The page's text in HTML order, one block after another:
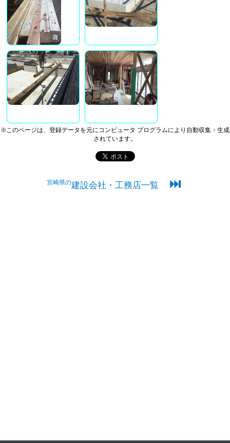
※このページは、登録データを元にコンピュータ プログラムにより自動収集・生成
されています。
宮崎県の建設会社・工務店一覧 ⏭